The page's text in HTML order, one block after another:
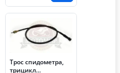
Трос спидометра,
трицикл